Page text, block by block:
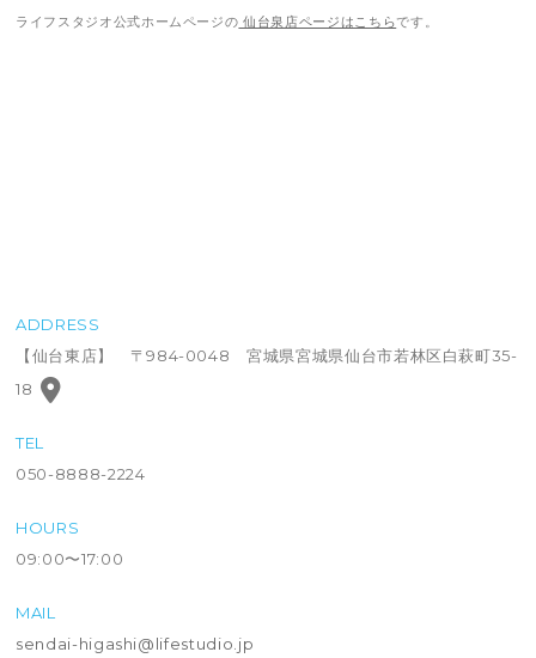
ライフスタジオ公式ホームページの 仙台泉店ページはこちらです。
ADDRESS
【仙台東店】 〒984-0048 宮城県宮城県仙台市若林区白萩町35-
18
TEL
050-8888-2224
HOURS
09:00〜17:00
MAIL
sendai-higashi@lifestudio.jp